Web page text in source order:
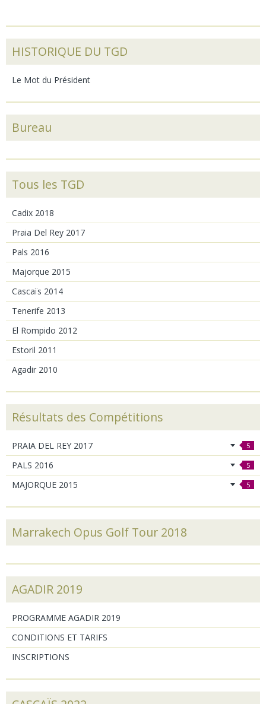
HISTORIQUE DU TGD
Le Mot du Président
Bureau
Tous les TGD
Cadix 2018
Praia Del Rey 2017
Pals 2016
Majorque 2015
Cascaïs 2014
Tenerife 2013
El Rompido 2012
Estoril 2011
Agadir 2010
Résultats des Compétitions
PRAIA DEL REY 2017 5
PALS 2016 5
MAJORQUE 2015 5
Marrakech Opus Golf Tour 2018
AGADIR 2019
PROGRAMME AGADIR 2019
CONDITIONS ET TARIFS
INSCRIPTIONS